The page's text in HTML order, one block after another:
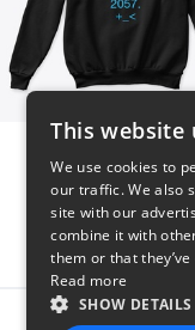
This website
We use cookies to
our traffic. We also
site with our
combine it with
them or that
Read more
SHOW DETAILS